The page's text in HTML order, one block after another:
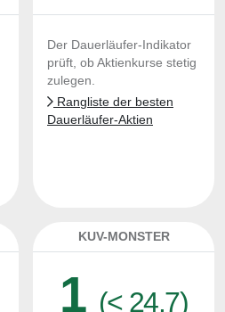
Der Dauerläufer-Indikator
prüft, ob Aktienkurse stetig
zulegen.
Rangliste der besten
Dauerläufer-Aktien
KUV-MONSTER
1 (< 24.7)